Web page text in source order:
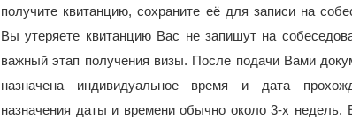
получите квитанцию, сохраните её для записи на
Вы утеряете квитанцию Вас не запишут на
важный этап получения визы. После подачи Вами
назначена индивидуальное время и дата
назначения даты и времени обычно около 3-х